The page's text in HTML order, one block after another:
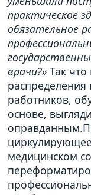
практическое
обязательное
врачи?» Так что
работников,
основе,
медицинском